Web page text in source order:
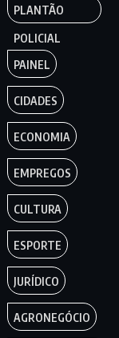
PLANTÃO
POLICIAL
PAINEL
CIDADES
ECONOMIA
EMPREGOS
CULTURA
ESPORTE
JURÍDICO
AGRONEGÓCIO